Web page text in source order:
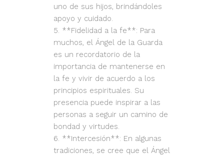
uno de sus hijos, brindándoles
apoyo y cuidado.
**Fidelidad a la fe**: Para
muchos, el Ángel de la Guarda
es un recordatorio de la
importancia de mantenerse en
la fe y vivir de acuerdo a los
principios espirituales. Su
presencia puede inspirar a las
personas a seguir un camino de
bondad y virtudes.
**Intercesión**: En algunas
tradiciones, se cree que el Ángel